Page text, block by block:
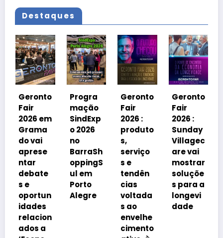
Destaques
em
Progra
SindExp
o 2026
no
BarraSh
oppingS
ul em
Alegre
Geronto
Fair
2026 :
produto
serviço
s e
tendên
cias
voltada
envelhe
cimento
Geronto
2026 :
Sunday
Villagec
are vai
mostrar
soluçõe
s para a
longevi
Fair
2026
do
á
avanço
rio
impulsi
onado
pelo